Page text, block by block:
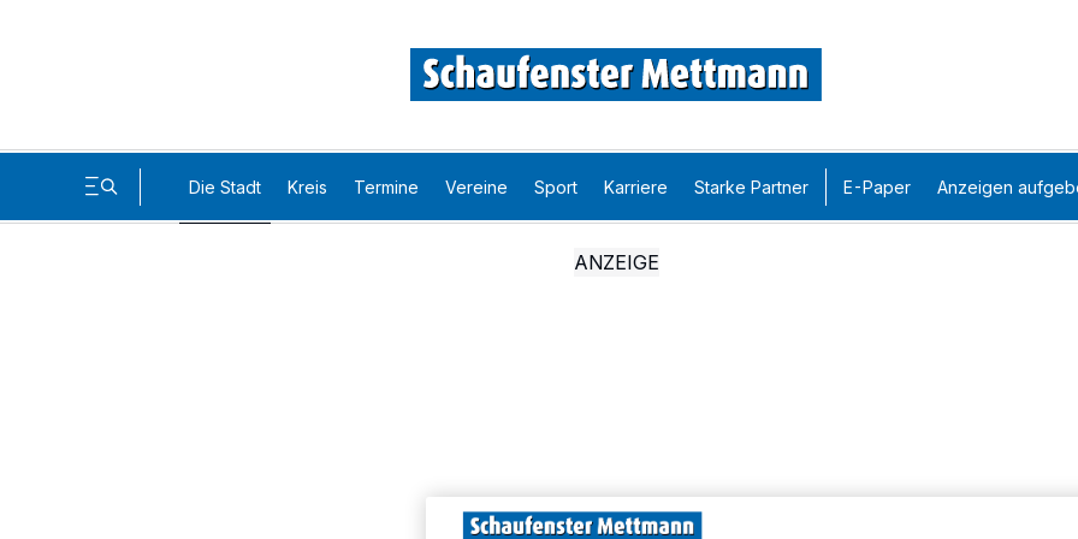
Die Stadt Kreis Termine Vereine Sport Karriere Starke Partner E-Paper Anzeigen